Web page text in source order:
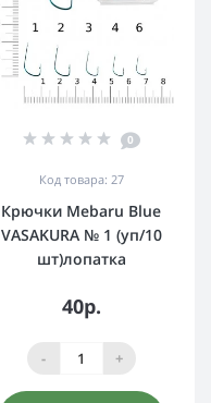
0
Код товара: 27
Крючки Mebaru Blue
VASAKURA № 1 (уп/10
шт)лопатка
40р.
- +